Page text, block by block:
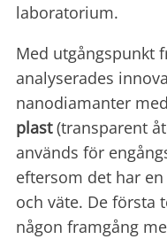
laboratorium.
Med utgångspunkt
analyserades
nanodiamanter
plast(transparent
används för
eftersom det har
och väte. De första
någon framgång